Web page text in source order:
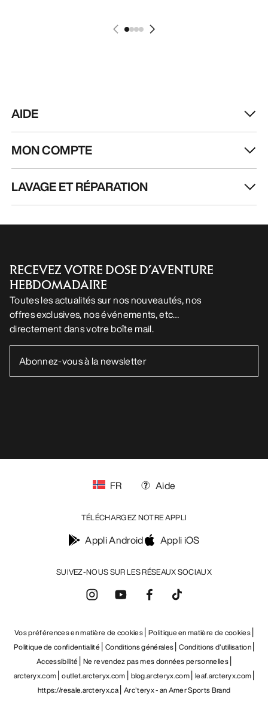
AIDE
MON COMPTE
LAVAGE ET RÉPARATION
RECEVEZ VOTRE DOSE D’AVENTURE
HEBDOMADAIRE
Toutes les actualités sur nos nouveautés, nos
offres exclusives, nos événements, etc…
directement dans votre boîte mail.
SUIVEZ-NOUS SUR LES RÉSEAUX SOCIAUX
FR Aide
TÉLÉCHARGEZ NOTRE APPLI
Appli Android Appli iOS
Vos préférences en matière de cookies Politique en matière de cookies
Politique de confidentialité Conditions générales Conditions d’utilisation
Accessibilité Ne revendez pas mes données personnelles
arcteryx.com outlet.arcteryx.com blog.arcteryx.com leaf.arcteryx.com
https://resale.arcteryx.ca Arc'teryx - an Amer Sports Brand